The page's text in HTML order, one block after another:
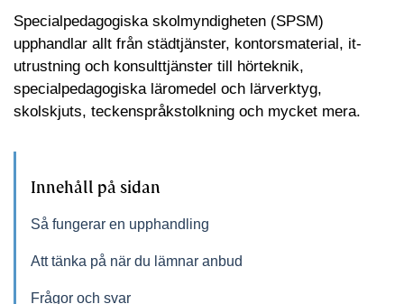
Specialpedagogiska skolmyndigheten (SPSM)
upphandlar allt från städtjänster, kontorsmaterial, it-
utrustning och konsulttjänster till hörteknik,
specialpedagogiska läromedel och lärverktyg,
skolskjuts, teckenspråkstolkning och mycket mera.
Innehåll på sidan
Så fungerar en upphandling
Att tänka på när du lämnar anbud
Frågor och svar